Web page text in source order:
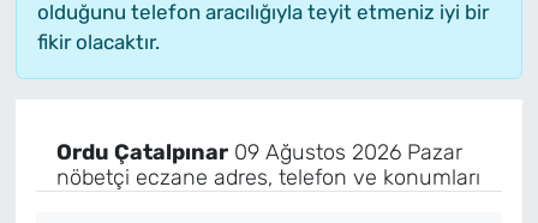
olduğunu telefon aracılığıyla teyit etmeniz iyi bir
fikir olacaktır.
Ordu Çatalpınar09 Ağustos 2026 Pazar
nöbetçi eczane adres, telefon ve konumları